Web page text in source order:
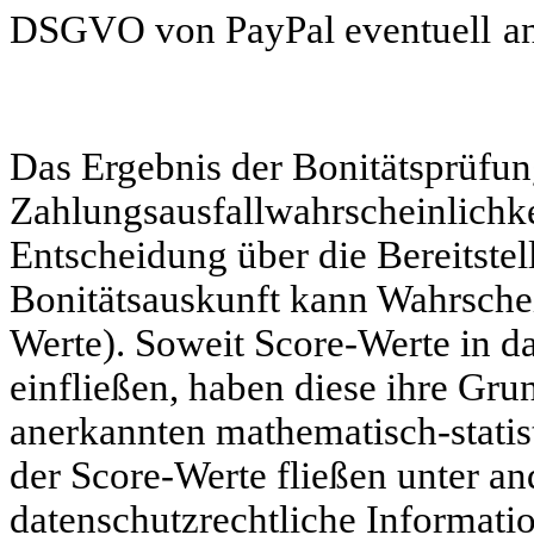
DSGVO von PayPal eventuell
Das Ergebnis der
Entscheidung über die
Bonitätsauskunft kann
Werte). Soweit Score-Werte in
einfließen, haben diese ihre
anerkannten mathematisch-
der Score-Werte fließen unter
datenschutzrechtliche